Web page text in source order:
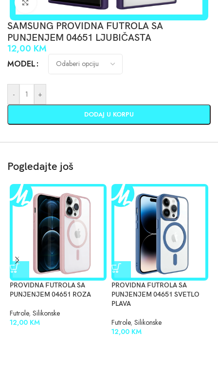
Click to enlarge
SAMSUNG PROVIDNA FUTROLA SA
PUNJENJEM 04651 LJUBIČASTA
12,00 KM
MODEL
- +
DODAJ U KORPU
Pogledajte još
PROVIDNA FUTROLA SA
PUNJENJEM 04651 ROZA
Futrole, Silikonske
12,00 KM
PROVIDNA FUTROLA SA
PUNJENJEM 04651 SVETLO
PLAVA
Futrole, Silikonske
12,00 KM